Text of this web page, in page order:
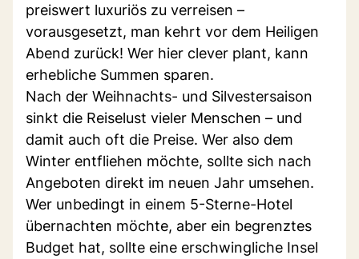
preiswert luxuriös zu verreisen –
vorausgesetzt, man kehrt vor dem Heiligen
Abend zurück! Wer hier clever plant, kann
erhebliche Summen sparen.
Nach der Weihnachts- und Silvestersaison
sinkt die Reiselust vieler Menschen – und
damit auch oft die Preise. Wer also dem
Winter entfliehen möchte, sollte sich nach
Angeboten direkt im neuen Jahr umsehen.
Wer unbedingt in einem 5-Sterne-Hotel
übernachten möchte, aber ein begrenztes
Budget hat, sollte eine erschwingliche Insel